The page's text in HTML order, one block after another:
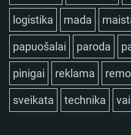
logistika mada
papuošalai paroda
pinigai reklama
sveikata technika